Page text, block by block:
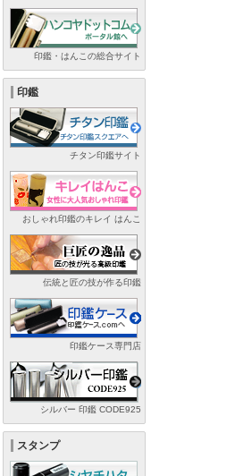
印鑑・はんこの総合サイト
印鑑
チタン印鑑サイト
おしゃれ印鑑のキレイ はんこ
伝統と匠の技が作る印鑑
印鑑ケース専門店
シルバー 印鑑 CODE925
スタンプ